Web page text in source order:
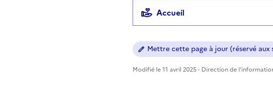
Accueil
Mettre cette page à jour (réservé aux
Modifié le 11 avril 2025 - Direction de